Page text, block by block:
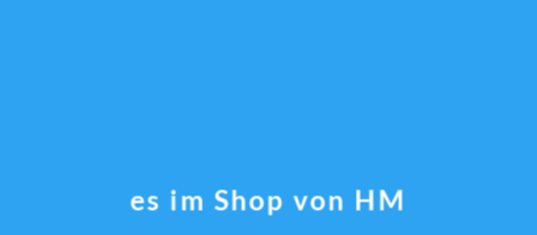
es im Shop von HM